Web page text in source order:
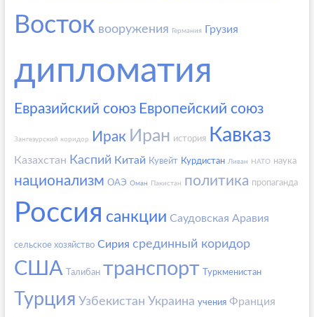
Восток вооружения Германия Грузия
дипломатия
Евразийский союз Европейский союз
Зангезурский коридор Ирак Иран история Кавказ
Казахстан Каспий Китай Кувейт Курдистан Ливан НАТО наука
национализм ОАЭ Оман Пакистан политика пропаганда
Россия санкции Саудовская Аравия
сельское хозяйство Сирия срединный коридор
США Талибан транспорт Туркменистан
Турция Узбекистан Украина учения Франция